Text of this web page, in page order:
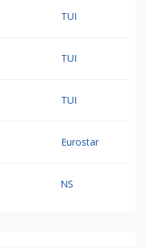
TUI
TUI
TUI
Eurostar
NS